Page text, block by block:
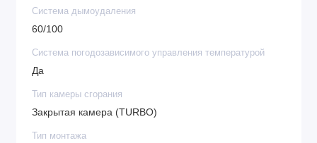
Система дымоудаления
60/100
Система погодозависимого управления температурой
Да
Тип камеры сгорания
Закрытая камера (TURBO)
Тип монтажа